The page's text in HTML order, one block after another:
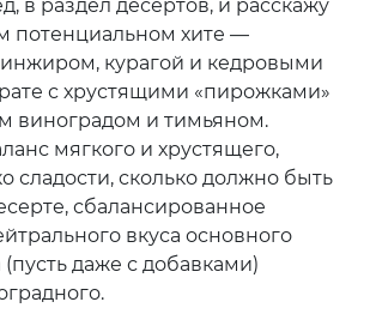
в раздел десертов, и расскажу
потенциальном хите —
курагой и кедровыми
с хрустящими «пирожками»
виноградом и тимьяном.
мягкого и хрустящего,
сладости, сколько должно быть
сбалансированное
вкуса основного
даже с добавками)